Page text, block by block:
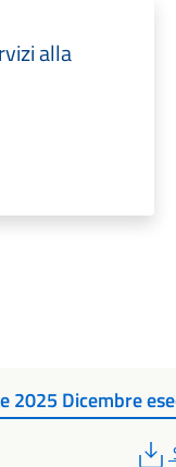
alla
2025 Dicembre